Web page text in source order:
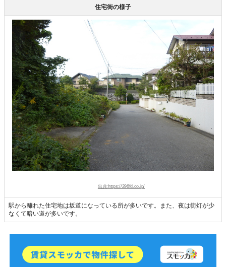
住宅街の様子
出典:https://296fd.co.jp/
駅から離れた住宅地は坂道になっている所が多いです。また、夜は街灯が少
なくて暗い道が多いです。